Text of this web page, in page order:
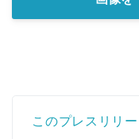
このプレスリリ